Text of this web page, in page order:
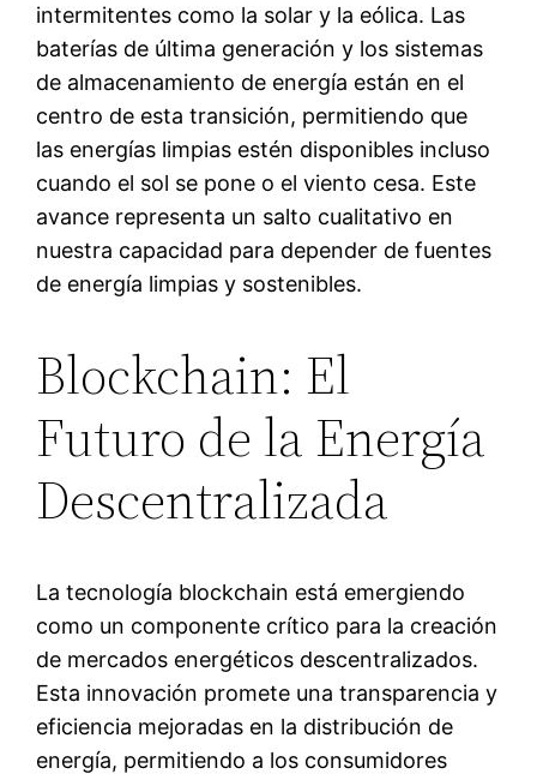
intermitentes como la solar y la eólica. Las
baterías de última generación y los sistemas
de almacenamiento de energía están en el
centro de esta transición, permitiendo que
las energías limpias estén disponibles incluso
cuando el sol se pone o el viento cesa. Este
avance representa un salto cualitativo en
nuestra capacidad para depender de fuentes
de energía limpias y sostenibles.
Blockchain: El
Futuro de la Energía
Descentralizada
La tecnología blockchain está emergiendo
como un componente crítico para la creación
de mercados energéticos descentralizados.
Esta innovación promete una transparencia y
eficiencia mejoradas en la distribución de
energía, permitiendo a los consumidores